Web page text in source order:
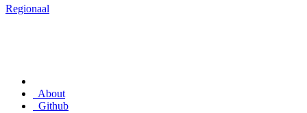
Regionaal
About
Github